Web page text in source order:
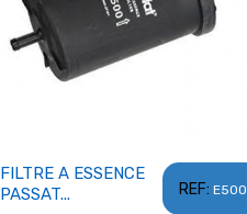
REF: E500
FILTRE A ESSENCE
PASSAT...